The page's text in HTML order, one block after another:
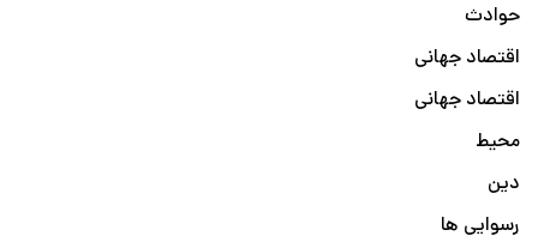
حوادث
اقتصاد جهانی
اقتصاد جهانی
محیط
دین
رسوایی ها